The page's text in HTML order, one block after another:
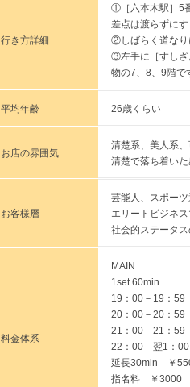
行き方詳細
①［六本木駅］5
差点は渡らずにす
②しばらく道なり
③左手に［すしざ
物の7、8、9階で
平均年齢 26歳くらい
お店の雰囲気
清楚系、美人系、
清楚で落ち着い
お客様層
芸能人、スポー
エリートビジネ
社会的ステータス
料金体系
MAIN
1set 60min
19：00－19：
20：00－20：
21：00－21：
22：00－翌1：
延長30min ￥
指名料 ￥3000